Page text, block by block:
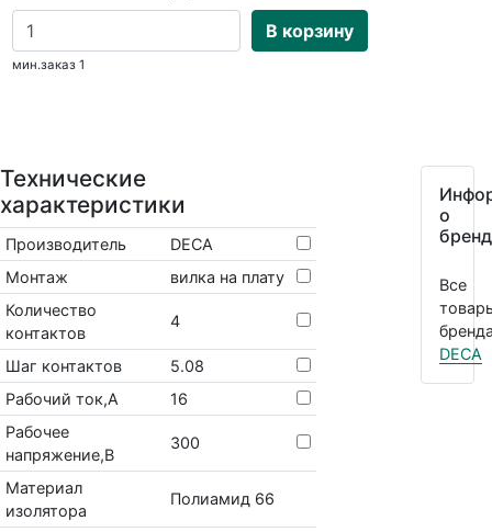
В корзину
мин.заказ 1
Технические
характеристики
Производитель
DECA
Монтаж
вилка на плату
Количество
контактов
4
Шаг контактов
5.08
Рабочий ток,А
16
Рабочее
напряжение,В
300
Материал
изолятора
Полиамид 66
о
Все
DECA